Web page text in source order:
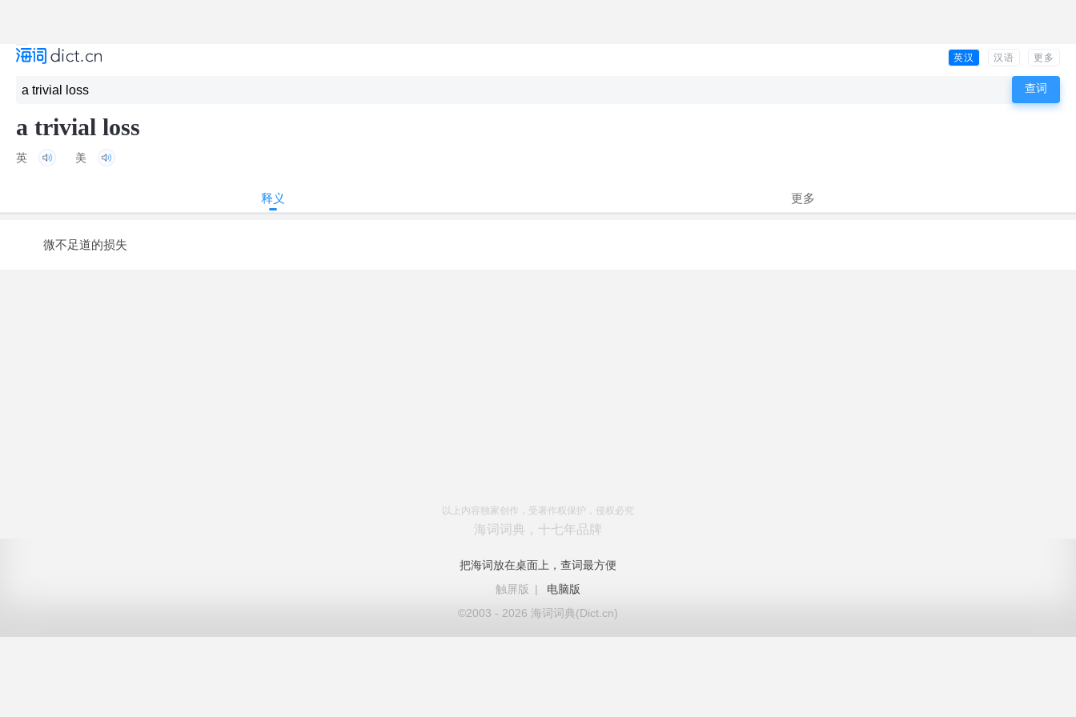
英汉 汉语 更多
a trivial loss
英 美
释义 更多
微不足道的损失
以上内容独家创作，受著作权保护，侵权必究
海词词典，十七年品牌
把海词放在桌面上，查词最方便
触屏版
|
电脑版
©2003 - 2026 海词词典(Dict.cn)